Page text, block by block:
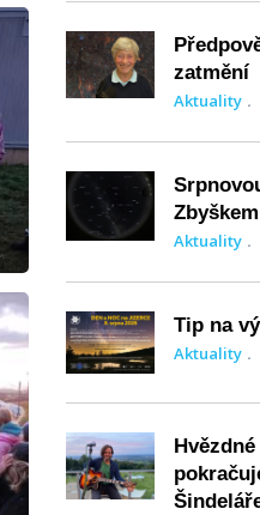
zatmění
Aktuality
Aktuality
Tip na
Aktuality